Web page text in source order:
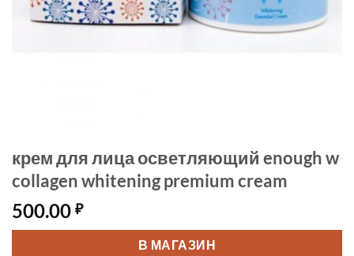
крем для лица осветляющий enough w
collagen whitening premium cream
500.00 ₽
В МАГАЗИН